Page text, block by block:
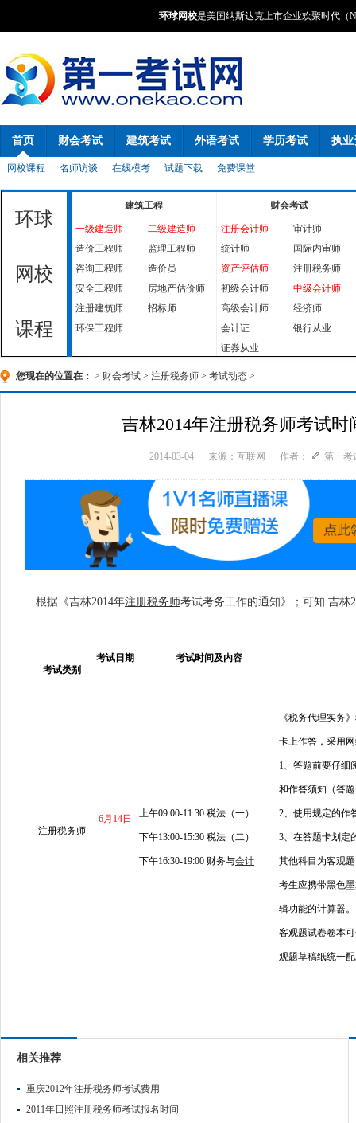
环球网校是美国纳斯达克上市企业欢聚时代（
首页
网校课程 名师访谈 在线模考 试题下载 免费课堂
财会考试 建筑考试 外语考试 学历考试 执业
环球
网校
课程
建筑工程
一级建造师
二级建造师
造价工程师
监理工程师
咨询工程师
造价员
安全工程师
房地产估价师
注册建筑师
招标师
环保工程师
财会考试
注册会计师
审计师
统计师
国际内审师
资产评估师
注册税务师
初级会计师
中级会计师
高级会计师
经济师
会计证
银行从业
证券从业
您现在的位置在： > 财会考试 > 注册税务师 > 考试动态 >
吉林2014年注册税务师考试时
2014-03-04 来源：互联网 作者： 第一考
根据《吉林2014年注册税务师考试考务工作的通知》；可知 吉林
考试类别
考试日期 考试时间及内容
注册税务师
6月14日 上午09:00-11:30 税法（一）
下午13:00-15:30 税法（二）
下午16:30-19:00 财务与会计
《税务代理实务
卡上作答，采用
1、答题前要仔细
和作答须知（答
2、使用规定的作
3、在答题卡划定
其他科目为客观
考生应携带黑色
辑功能的计算器。
客观题试卷卷本
观题草稿纸统一
相关推荐
重庆2012年注册税务师考试费用
2011年日照注册税务师考试报名时间